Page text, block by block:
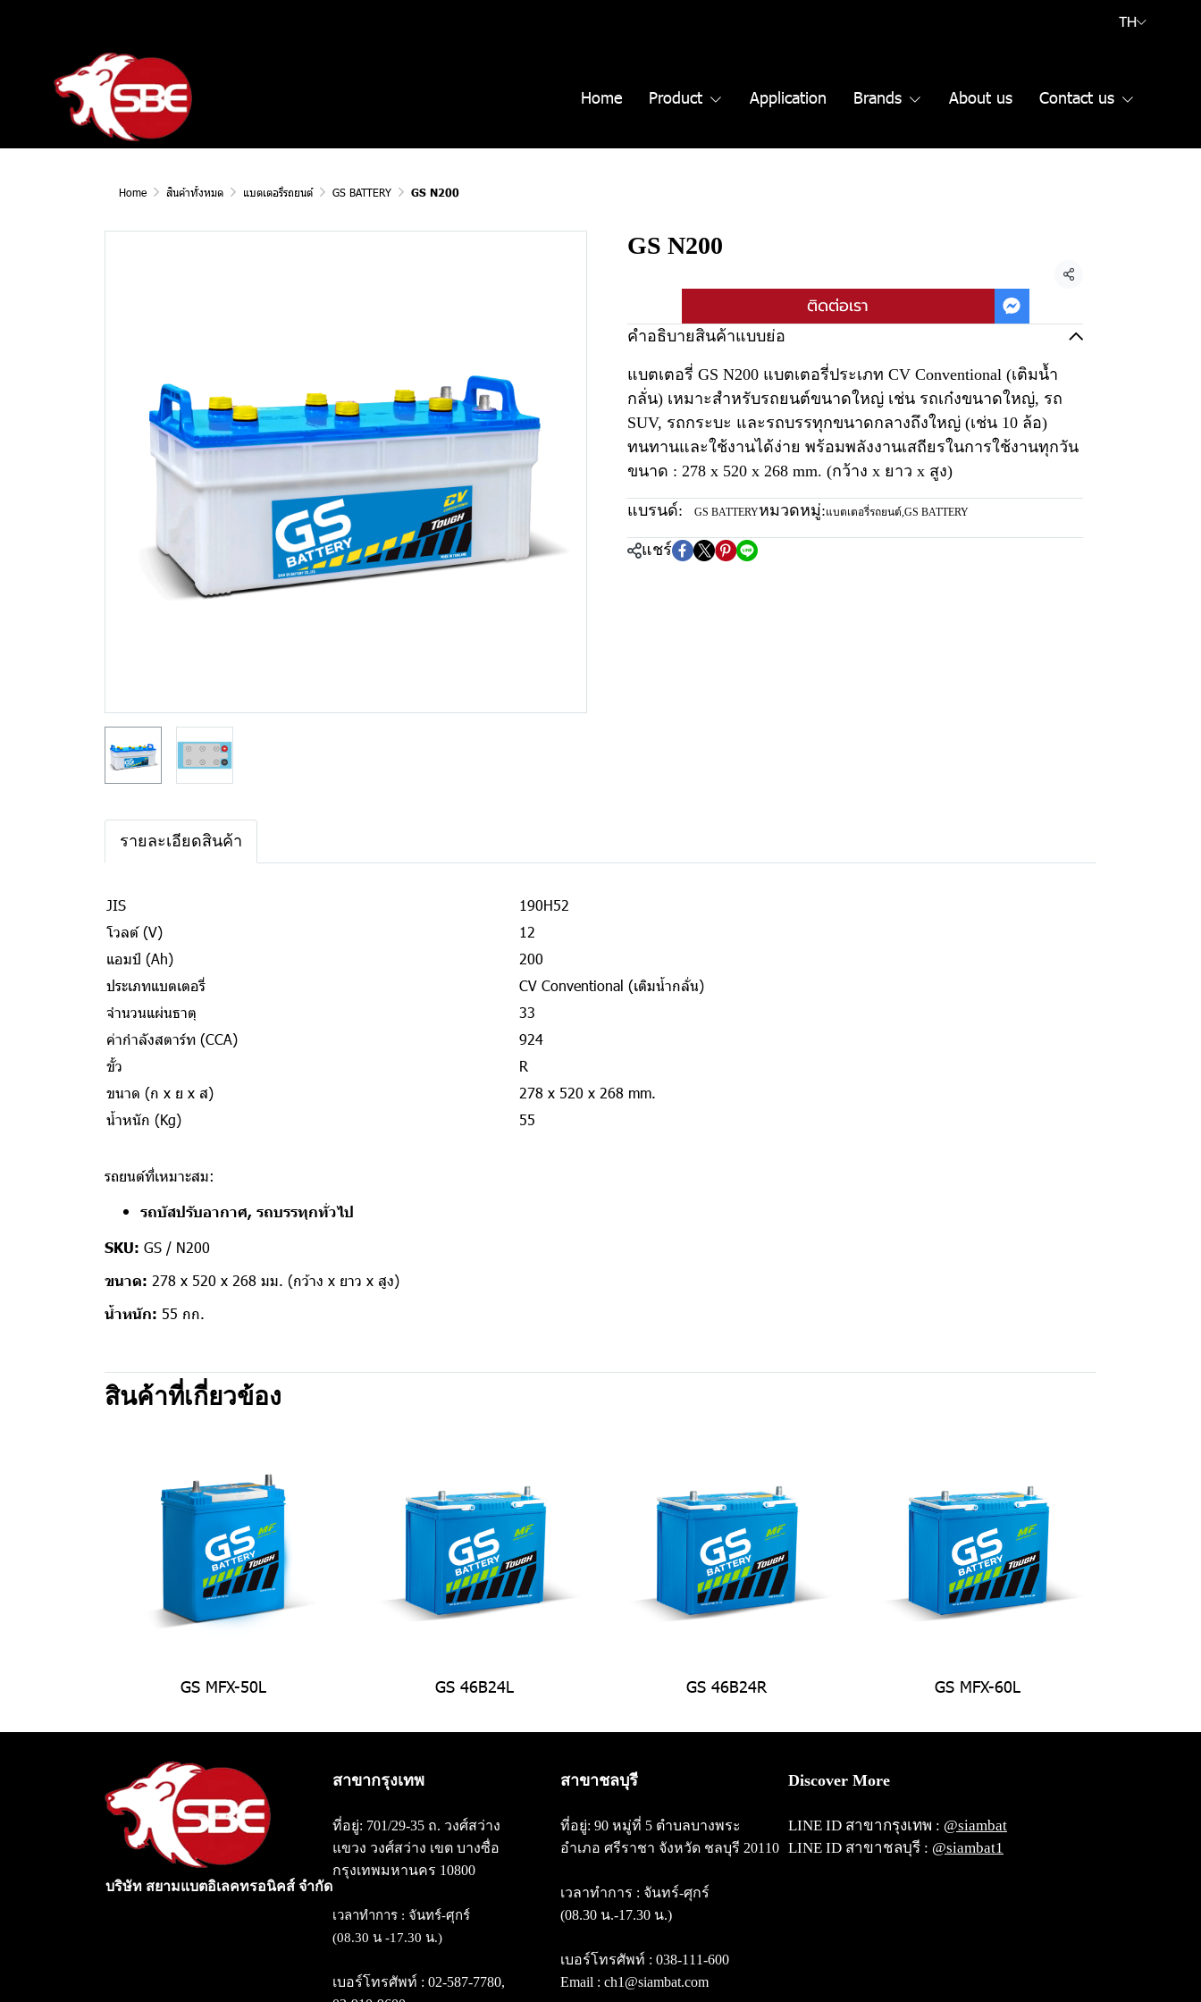
TH
Home Product Application Brands About us Contact us
Home สินค้าทั้งหมด แบตเตอรี่รถยนต์ GS BATTERY GS N200
GS N200
แชร์
ติดต่อเรา
คำอธิบายสินค้าแบบย่อ
แบตเตอรี่ GS N200 แบตเตอรี่ประเภท CV Conventional (เติมน้ำ
กลั่น) เหมาะสำหรับรถยนต์ขนาดใหญ่ เช่น รถเก๋งขนาดใหญ่, รถ
SUV, รถกระบะ และรถบรรทุกขนาดกลางถึงใหญ่ (เช่น 10 ล้อ)
ทนทานและใช้งานได้ง่าย พร้อมพลังงานเสถียรในการใช้งานทุกวัน
ขนาด : 278 x 520 x 268 mm. (กว้าง x ยาว x สูง)
แบรนด์: GS BATTERYหมวดหมู่:แบตเตอรี่รถยนต์,GS BATTERY
แชร์
รายละเอียดสินค้า
JIS
190H52
โวลต์ (V)
12
แอมป์ (Ah)
200
ประเภทแบตเตอรี่
CV Conventional (เติมน้ำกลั่น)
จำนวนแผ่นธาตุ
33
ค่ากำลังสตาร์ท (CCA)
924
ขั้ว
R
ขนาด (ก x ย x ส)
278 x 520 x 268 mm.
น้ำหนัก (Kg)
55
รถยนต์ที่เหมาะสม:
รถบัสปรับอากาศ, รถบรรทุกทั่วไป
SKU: GS / N200
ขนาด: 278 x 520 x 268 มม. (กว้าง x ยาว x สูง)
น้ำหนัก: 55 กก.
สินค้าที่เกี่ยวข้อง
GS MFX-50L GS 46B24L GS 46B24R GS MFX-60L
บริษัท สยามแบตอิเลคทรอนิคส์ จำกัด
สาขากรุงเทพ
ที่อยู่: 701/29-35 ถ. วงศ์สว่าง
แขวง วงศ์สว่าง เขต บางซื่อ
กรุงเทพมหานคร 10800
เวลาทำการ : จันทร์-ศุกร์
(08.30 น -17.30 น.)
เบอร์โทรศัพท์ : 02-587-7780,
สาขาชลบุรี
ที่อยู่: 90 หมู่ที่ 5 ตำบลบางพระ
อำเภอ ศรีราชา จังหวัด ชลบุรี 20110
เวลาทำการ : จันทร์-ศุกร์
(08.30 น.-17.30 น.)
เบอร์โทรศัพท์ : 038-111-600
Email : ch1@siambat.com
Discover More
LINE ID สาขากรุงเทพ : @siambat
LINE ID สาขาชลบุรี : @siambat1